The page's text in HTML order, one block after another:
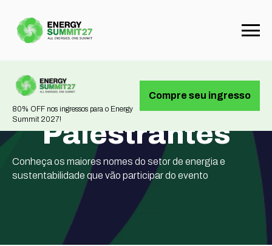
80% OFF nos ingressos para o Energy
Summit 2027!
Compre seu ingresso
Palestrantes
Conheça os maiores nomes do setor de energia e
sustentabilidade que vão participar do evento